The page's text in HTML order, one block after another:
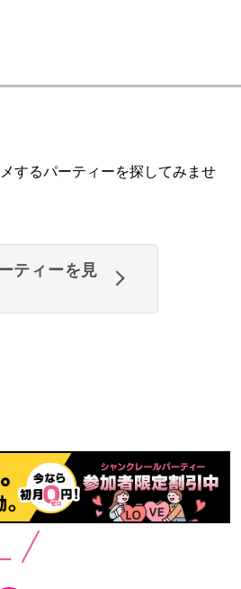
するパーティーを探してみませ
ティーを見